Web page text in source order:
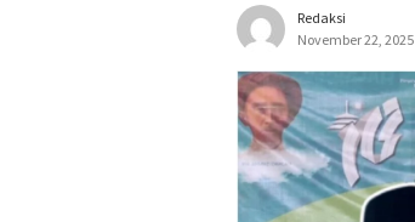
Redaksi
November 22, 2025